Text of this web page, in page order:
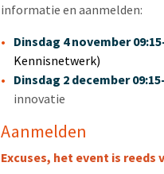
informatie en aanmelden:
Dinsdag 4 november
Kennisnetwerk)
Dinsdag 2 december
innovatie
Aanmelden
Excuses, het event is reeds